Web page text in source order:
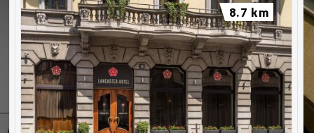
8.7 km